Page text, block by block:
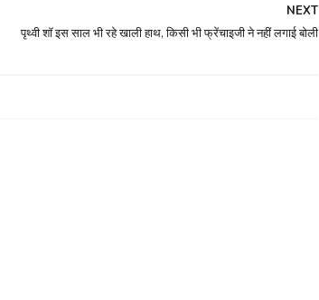
NEXT
पृथ्वी शॉ इस साल भी रहे खाली हाथ, किसी भी फ्रेंचाइजी ने नहीं लगाई बोली